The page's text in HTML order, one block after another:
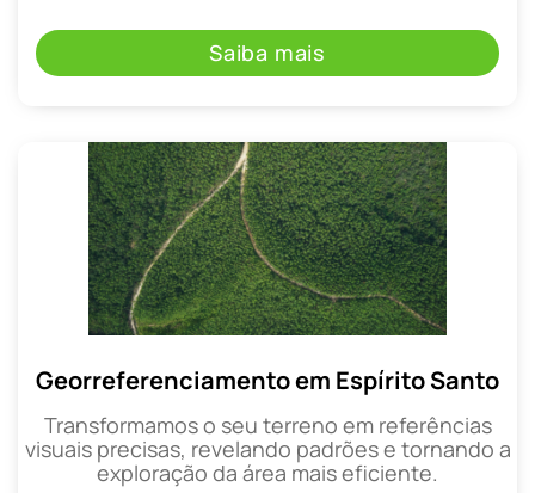
Saiba mais
Georreferenciamento em Espírito Santo
Transformamos o seu terreno em referências
visuais precisas, revelando padrões e tornando a
exploração da área mais eficiente.